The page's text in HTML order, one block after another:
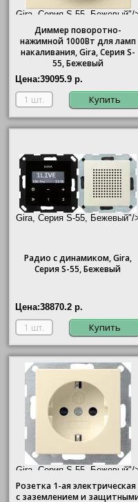
Gira, Серия S-55, Бежевый"/
Диммер поворотно-
нажимной 1000Вт для ламп
накаливания,Gira, Серия S-
55, Бежевый
Цена:39095.9 р.
Купить
Gira, Серия S-55, Бежевый"/
Радио с динамиком,Gira,
Серия S-55, Бежевый
Цена:38870.2 р.
Купить
Gira, Серия S-55, Бежевый"/
Розетка 1-ая электрическая
с заземлением и